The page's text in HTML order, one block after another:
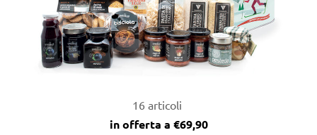
16 articoli
in offerta a €69,90